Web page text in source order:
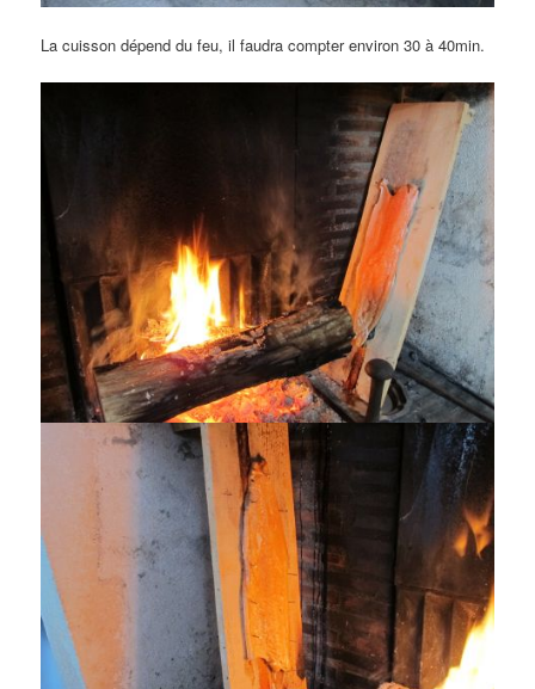
La cuisson dépend du feu, il faudra compter environ 30 à 40min.